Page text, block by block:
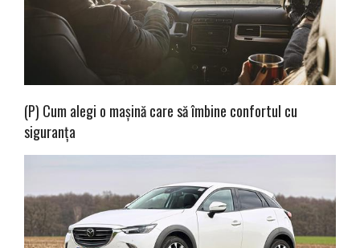
(P) Cum alegi o mașină care să îmbine confortul cu
siguranța